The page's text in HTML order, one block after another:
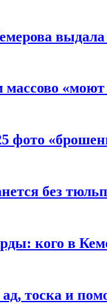
фото
без
кого в
тоска и